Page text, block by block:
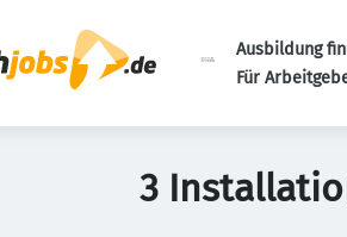
Ausbildung
Für
3